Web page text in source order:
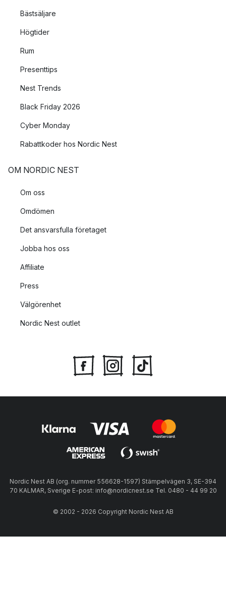
Bästsäljare
Högtider
Rum
Presenttips
Nest Trends
Black Friday 2026
Cyber Monday
Rabattkoder hos Nordic Nest
OM NORDIC NEST
Om oss
Omdömen
Det ansvarsfulla företaget
Jobba hos oss
Affiliate
Press
Välgörenhet
Nordic Nest outlet
Nordic Nest AB (org. nummer 556628-1597) Stämpelvägen 3, SE-394
70 KALMAR, Sverige E-post: info@nordicnest.se Tel. 0480 - 44 99 20
© 2002 - 2026 Copyright Nordic Nest AB